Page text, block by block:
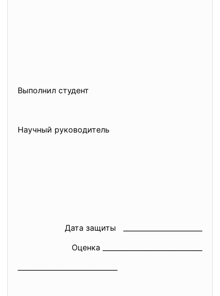
Выполнил студент
Научный руководитель
Дата защиты _______________________
Оценка _____________________________